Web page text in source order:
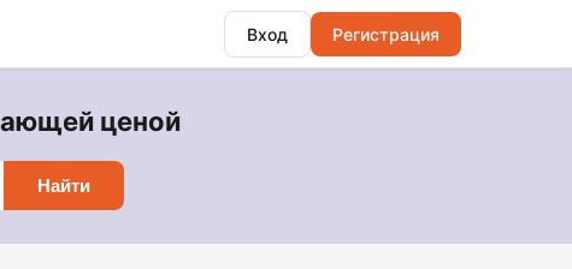
Вход Регистрация
ценой
Найти